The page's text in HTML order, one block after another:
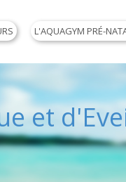
L'AQUAGYM PRÉ-